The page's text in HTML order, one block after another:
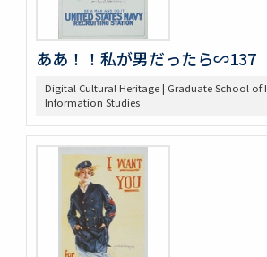
ああ！！私が男だったら∽137
Digital Cultural Heritage | Graduate School of
Information Studies